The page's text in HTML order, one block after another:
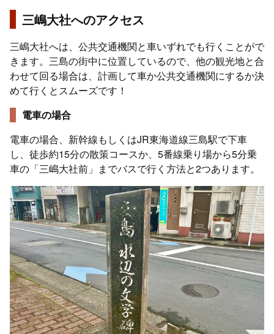
三嶋大社へのアクセス
三嶋大社へは、公共交通機関と車いずれでも行くことがで
きます。三島の街中に位置しているので、他の観光地と合
わせて回る場合は、計画して車か公共交通機関にするか決
めて行くとスムーズです！
電車の場合
電車の場合、新幹線もしくはJR東海道線三島駅で下車
し、徒歩約15分の散策コースか、5番線乗り場から5分乗
車の「三嶋大社前」までバスで行く方法と2つあります。